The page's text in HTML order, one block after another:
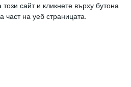
сайт и кликнете върху бутона
част на уеб страницата.